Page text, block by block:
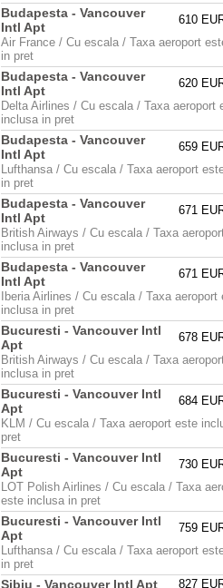
Budapesta - Vancouver
Intl Apt
610
Air France / Cu escala / Taxa aeroport
in pret
Budapesta - Vancouver
Intl Apt
620
Delta Airlines / Cu escala / Taxa aeroport
inclusa in pret
Budapesta - Vancouver
Intl Apt
659
Lufthansa / Cu escala / Taxa aeroport
in pret
Budapesta - Vancouver
Intl Apt
671
British Airways / Cu escala / Taxa
inclusa in pret
Budapesta - Vancouver
Intl Apt
671
Iberia Airlines / Cu escala / Taxa aeroport
inclusa in pret
Bucuresti - Vancouver Intl
Apt
678
British Airways / Cu escala / Taxa
inclusa in pret
Bucuresti - Vancouver Intl
Apt
684
KLM / Cu escala / Taxa aeroport este
pret
Bucuresti - Vancouver Intl
Apt
730
LOT Polish Airlines / Cu escala / Taxa
este inclusa in pret
Bucuresti - Vancouver Intl
Apt
759
Lufthansa / Cu escala / Taxa aeroport
in pret
Sibiu - Vancouver Intl Apt
827